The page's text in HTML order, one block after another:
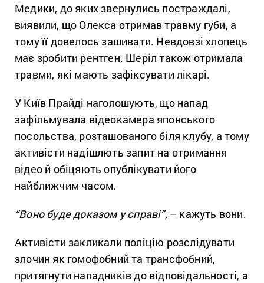
Медики, до яких звернулись постраждалі,
виявили, що Олекса отримав травму губи, а
тому її довелось зашивати. Невдовзі хлопець
має зробити рентген. Шеріл також отримала
травми, які мають зафіксувати лікарі.
У Київ Прайді наголошують, що напад
зафільмувала відеокамера японського
посольства, розташованого біля клубу, а тому
активісти надішлють запит на отримання
відео й обіцяють опублікувати його
найближчим часом.
“Воно буде доказом у справі”,– кажуть вони.
Активісти закликали поліцію розслідувати
злочин як гомофобний та трансфобний,
притягнути нападників до відповідальності, а